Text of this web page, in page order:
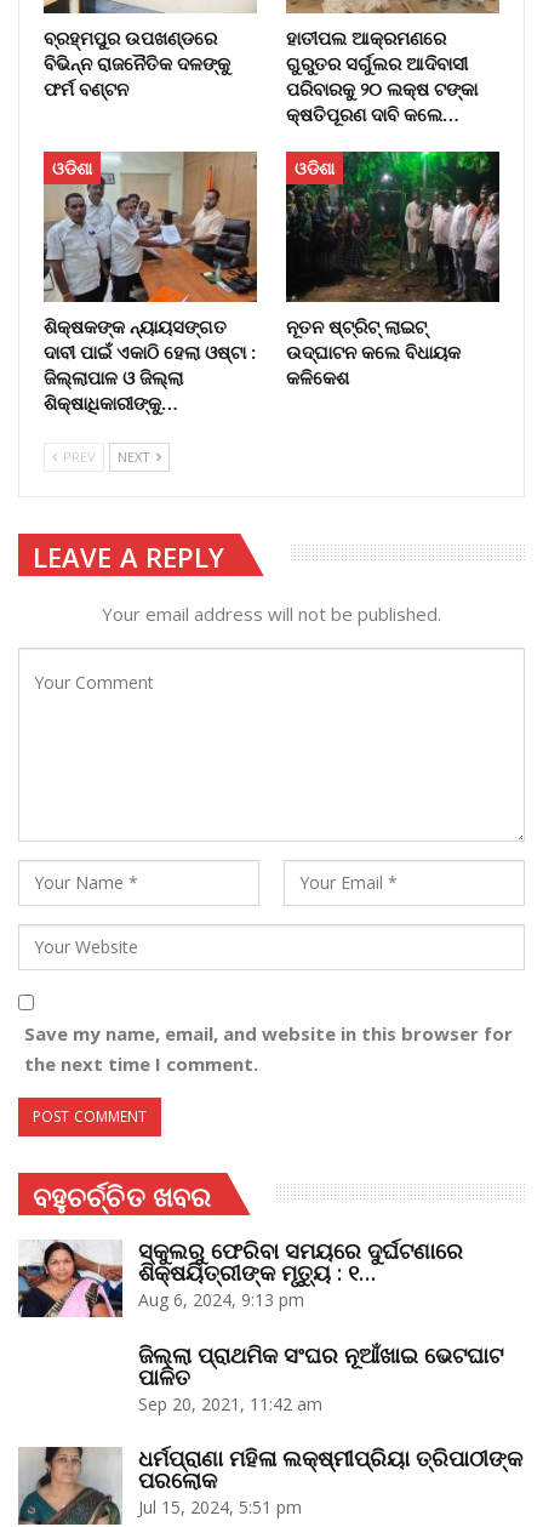
ବ୍ରହ୍ମପୁର ଉପଖଣ୍ଡରେ
ବିଭିନ୍ନ ରାଜନୈତିକ ଦଳଙ୍କୁ
ଫର୍ମ ବଣ୍ଟନ
ହାତୀପଲ ଆକ୍ରମଣରେ
ଗୁରୁତର ସର୍ଗୁଲର ଆଦିବାସୀ
ପରିବାରକୁ ୨୦ ଲକ୍ଷ ଟଙ୍କା
କ୍ଷତିପୂରଣ ଦାବି କଲେ…
ଓଡିଶା
ଶିକ୍ଷକଙ୍କ ନ୍ୟାୟସଙ୍ଗତ
ଦାବୀ ପାଇଁ ଏକାଠି ହେଲା ଓଷ୍ଟା :
ଜିଲ୍ଲାପାଳ ଓ ଜିଲ୍ଲା
ଶିକ୍ଷାଧିକାରୀଙ୍କୁ…
ଓଡିଶା
ନୂତନ ଷ୍ଟ୍ରିଟ୍ ଲାଇଟ୍‌
ଉଦ୍‌ଘାଟନ କଲେ ବିଧାୟକ
କଳିକେଶ
PREV NEXT
LEAVE A REPLY
Your email address will not be published.
Save my name, email, and website in this browser for
the next time I comment.
ବହୁଚର୍ଚ୍ଚିତ ଖବର
ସ୍କୁଲରୁ ଫେରିବା ସମୟରେ ଦୁର୍ଘଟଣାରେ
ଶିକ୍ଷୟିତ୍ରୀଙ୍କ ମୃତ୍ୟୁ : ୧…
Aug 6, 2024, 9:13 pm
ଜିଲ୍ଲା ପ୍ରାଥମିକ ସଂଘର ନୂଆଁଖାଇ ଭେଟଘାଟ
ପାଳିତ
Sep 20, 2021, 11:42 am
ଧର୍ମପ୍ରାଣା ମହିଳା ଲକ୍ଷ୍ମୀପ୍ରିୟା ତ୍ରିପାଠୀଙ୍କ
ପରଲୋକ
Jul 15, 2024, 5:51 pm